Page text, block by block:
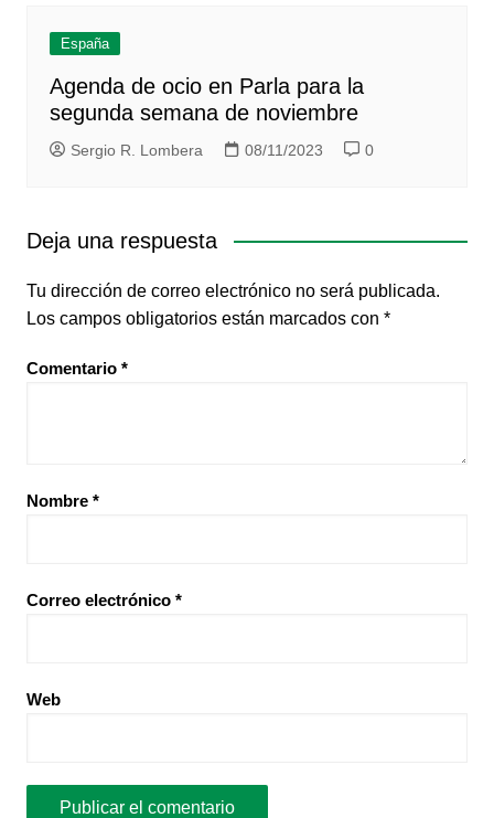
España
Agenda de ocio en Parla para la
segunda semana de noviembre
Sergio R. Lombera 08/11/2023 0
Deja una respuesta
Tu dirección de correo electrónico no será publicada.
Los campos obligatorios están marcados con *
Comentario *
Nombre *
Correo electrónico *
Web